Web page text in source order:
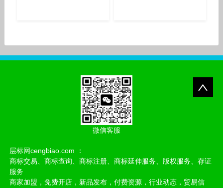
微信客服
层标网cengbiao.com ：
商标交易、商标查询、商标注册、商标延伸服务、版权服务、存证
服务
商家加盟，免费开店，新品发布，付费资源，行业动态，贸易信